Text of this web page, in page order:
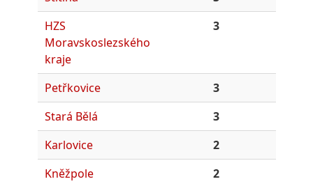
HZS
Moravskoslezského
kraje
3
Petřkovice
3
Stará Bělá
3
Karlovice
2
Kněžpole
2